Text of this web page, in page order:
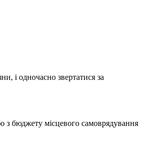
і одночасно звертатися за
з бюджету місцевого самоврядування